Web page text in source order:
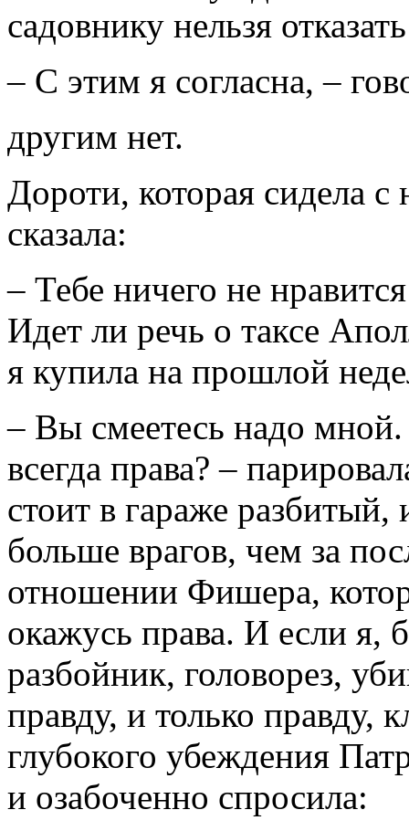
садовнику нельзя
– С этим я согласна, –
другим нет.
Дороти, которая сидела с
сказала:
– Тебе ничего не
Идет ли речь о таксе
я купила на прошлой
– Вы смеетесь надо мной.
всегда права? –
стоит в гараже
больше врагов, чем за
отношении Фишера,
окажусь права. И если я,
разбойник, головорез,
правду, и только правду,
глубокого убеждения
и озабоченно спросила: